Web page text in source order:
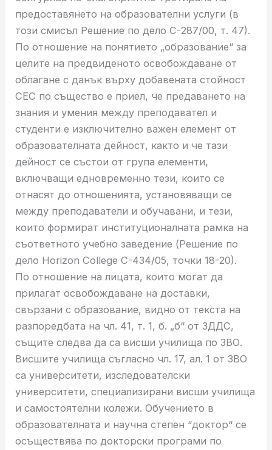
предоставянето на образователни услуги (в
този смисъл Решение по дело C-287/00, т. 47).
По отношение на понятието „образование“ за
целите на предвиденото освобождаване от
облагане с данък върху добавената стойност
СЕС по същество е приел, че предаването на
знания и умения между преподавател и
студенти е изключително важен елемент от
образователната дейност, както и че тази
дейност се състои от група елементи,
включващи едновременно тези, които се
отнасят до отношенията, установяващи се
между преподаватели и обучавани, и тези,
които формират институционалната рамка на
съответното учебно заведение (Решение по
дело Horizon College C-434/05, точки 18-20).
По отношение на лицата, които могат да
прилагат освобождаване на доставки,
свързани с образование, видно от текста на
разпоредбата на чл. 41, т. 1, б. „б“ от ЗДДС,
същите следва да са висши училища по ЗВО.
Висшите училища съгласно чл. 17, ал. 1 от ЗВО
са университети, изследователски
университети, специализирани висши училища
и самостоятелни колежи. Обучението в
образователната и научна степен “доктор“ се
осъществява по докторски програми по